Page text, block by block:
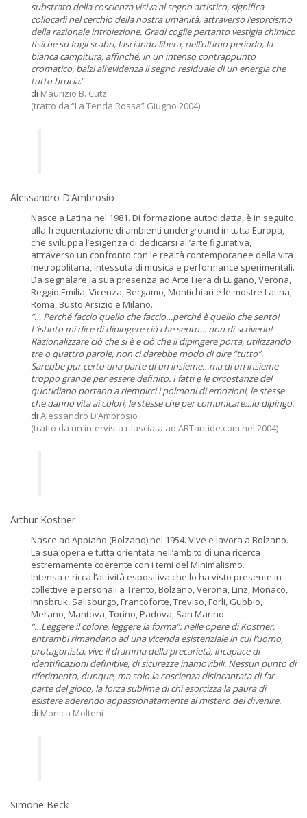
substrato della coscienza visiva al segno artistico, significa
collocarli nel cerchio della nostra umanità, attraverso l’esorcismo
della razionale introiezione. Gradi coglie pertanto vestigia chimico
fisiche su fogli scabri, lasciando libera, nell’ultimo periodo, la
bianca campitura, affinché, in un intenso contrappunto
cromatico, balzi all’evidenza il segno residuale di un energia che
tutto brucia.”
di Maurizio B. Cutz
(tratto da “La Tenda Rossa” Giugno 2004)
Alessandro D’Ambrosio
Nasce a Latina nel 1981. Di formazione autodidatta, è in seguito
alla frequentazione di ambienti underground in tutta Europa,
che sviluppa l’esigenza di dedicarsi all’arte figurativa,
attraverso un confronto con le realtà contemporanee della vita
metropolitana, intessuta di musica e performance sperimentali.
Da segnalare la sua presenza ad Arte Fiera di Lugano, Verona,
Reggio Emilia, Vicenza, Bergamo, Montichiari e le mostre Latina,
Roma, Busto Arsizio e Milano.
“… Perché faccio quello che faccio…perché è quello che sento!
L’istinto mi dice di dipingere ciò che sento… non di scriverlo!
Razionalizzare ciò che si è e ciò che il dipingere porta, utilizzando
tre o quattro parole, non ci darebbe modo di dire “tutto”.
Sarebbe pur certo una parte di un insieme…ma di un insieme
troppo grande per essere definito. I fatti e le circostanze del
quotidiano portano a riempirci i polmoni di emozioni, le stesse
che danno vita ai colori, le stesse che per comunicare…io dipingo.
di Alessandro D’Ambrosio
(tratto da un intervista rilasciata ad ARTantide.com nel 2004)
Arthur Kostner
Nasce ad Appiano (Bolzano) nel 1954. Vive e lavora a Bolzano.
La sua opera e tutta orientata nell’ambito di una ricerca
estremamente coerente con i temi del Minimalismo.
Intensa e ricca l’attività espositiva che lo ha visto presente in
collettive e personali a Trento, Bolzano, Verona, Linz, Monaco,
Innsbruk, Salisburgo, Francoforte, Treviso, Forli, Gubbio,
Merano, Mantova, Torino, Padova, San Marino.
“…Leggere il colore, leggere la forma”: nelle opere di Kostner,
entrambi rimandano ad una vicenda esistenziale in cui l’uomo,
protagonista, vive il dramma della precarietà, incapace di
identificazioni definitive, di sicurezze inamovibili. Nessun punto di
riferimento, dunque, ma solo la coscienza disincantata di far
parte del gioco, la forza sublime di chi esorcizza la paura di
esistere aderendo appassionatamente al mistero del divenire.
di Monica Molteni
Simone Beck